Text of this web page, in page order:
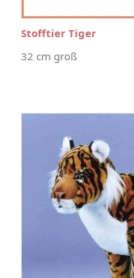
Stofftier Tiger
32 cm groß